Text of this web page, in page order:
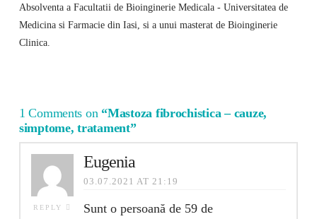
Absolventa a Facultatii de Bioinginerie Medicala - Universitatea de
Medicina si Farmacie din Iasi, si a unui masterat de Bioinginerie
Clinica.
1 Comments on “Mastoza fibrochistica – cauze,
simptome, tratament”
REPLY
Eugenia
03.07.2021 AT 21:19
Sunt o persoană de 59 de